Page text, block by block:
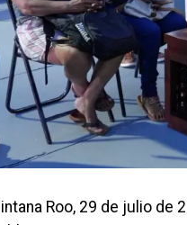
Roo, 29 de julio